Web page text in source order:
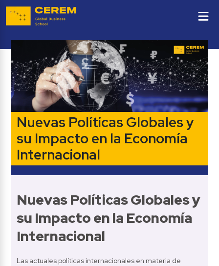
Nuevas Políticas Globales y
su Impacto en la Economía
Internacional
Nuevas Políticas Globales y
su Impacto en la Economía
Internacional
Las actuales políticas internacionales en materia de